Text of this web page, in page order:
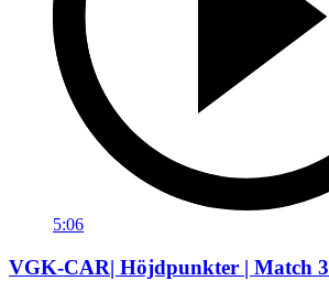
5:06
VGK-CAR| Höjdpunkter | Match 3